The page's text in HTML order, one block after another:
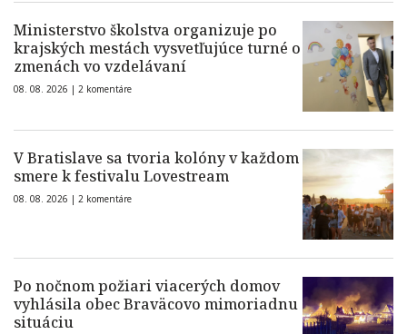
Ministerstvo školstva organizuje po
krajských mestách vysvetľujúce turné o
zmenách vo vzdelávaní
08. 08. 2026 | 2 komentáre
V Bratislave sa tvoria kolóny v každom
smere k festivalu Lovestream
08. 08. 2026 | 2 komentáre
Po nočnom požiari viacerých domov
vyhlásila obec Braväcovo mimoriadnu
situáciu